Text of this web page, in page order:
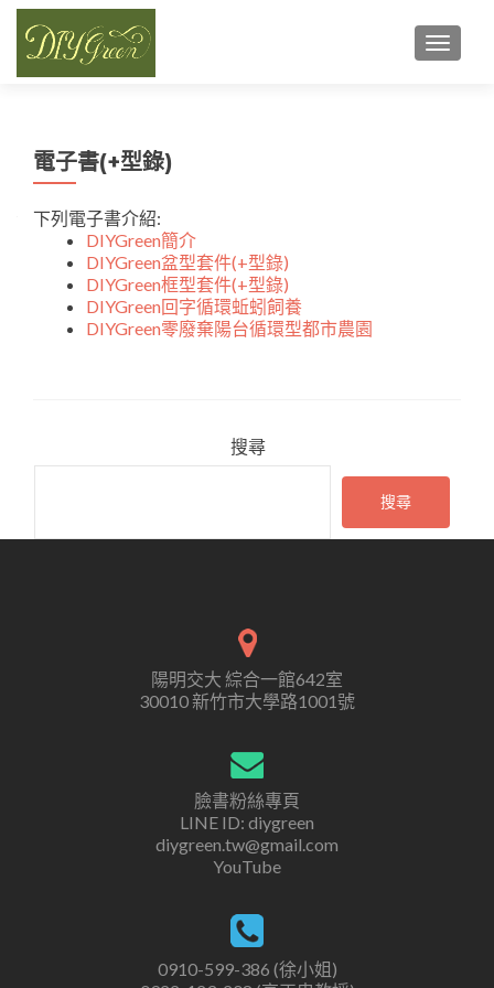
電子書(+型錄)
下列電子書介紹:
DIYGreen簡介
DIYGreen盆型套件(+型錄)
DIYGreen框型套件(+型錄)
DIYGreen回字循環蚯蚓飼養
DIYGreen零廢棄陽台循環型都市農園
搜尋
搜尋
陽明交大 綜合一館642室
30010 新竹市大學路1001號
臉書粉絲專頁
LINE ID: diygreen
diygreen.tw@gmail.com
YouTube
0910-599-386 (徐小姐)